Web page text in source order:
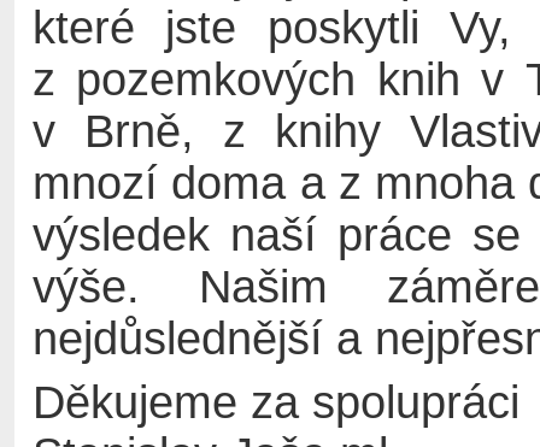
které jste poskytli Vy,
z pozemkových knih v
v Brně, z knihy
mnozí doma a z mnoha
výsledek naší práce
výše. Našim
nejdůslednější a
Děkujeme za spolupráci